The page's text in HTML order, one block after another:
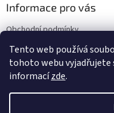
Tento web používá
tohoto webu vyjadřujete
informacízde.
Informace pro vás
Obchodní podmínky
Podmínky ochrany osobních